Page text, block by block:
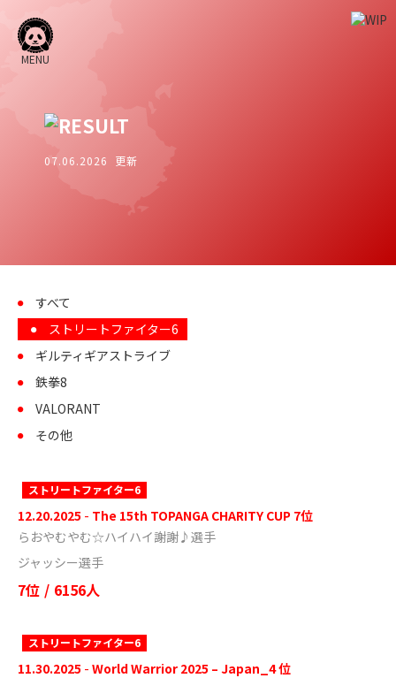
MENU
07.06.2026 更新
すべて
ストリートファイター6
ギルティギアストライブ
鉄拳8
VALORANT
その他
ストリートファイター6
12.20.2025 - The 15th TOPANGA CHARITY CUP 7位
らおやむやむ☆ハイハイ謝謝♪選手
ジャッシー選手
7位 / 6156人
ストリートファイター6
11.30.2025 - World Warrior 2025 – Japan_4 位